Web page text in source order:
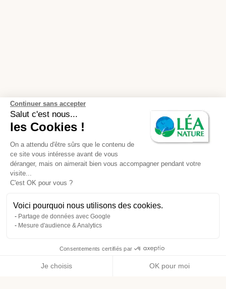
Continuer sans accepter
Salut c'est nous...
les Cookies !
On a attendu d'être sûrs que le contenu de
ce site vous intéresse avant de vous
déranger, mais on aimerait bien vous accompagner pendant votre
visite...
C'est OK pour vous ?
Voici pourquoi nous utilisons des cookies.
Partage de données avec Google
Mesure d'audience & Analytics
Consentements certifiés par
Je choisis OK pour moi